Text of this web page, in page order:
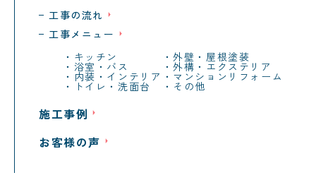
工事の流れ
工事メニュー
キッチン
外壁・屋根塗装
浴室・バス 外構・エクステリア
内装・インテリア マンションリフォーム
トイレ・洗面台 その他
施工事例
お客様の声